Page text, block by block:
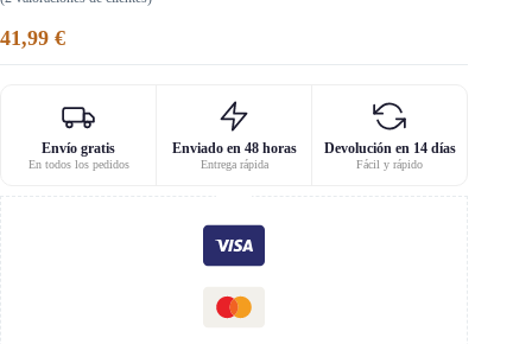
41,99 €
Envío gratis
En todos los pedidos
Enviado en 48 horas
Entrega rápida
Devolución en 14 días
Fácil y rápido